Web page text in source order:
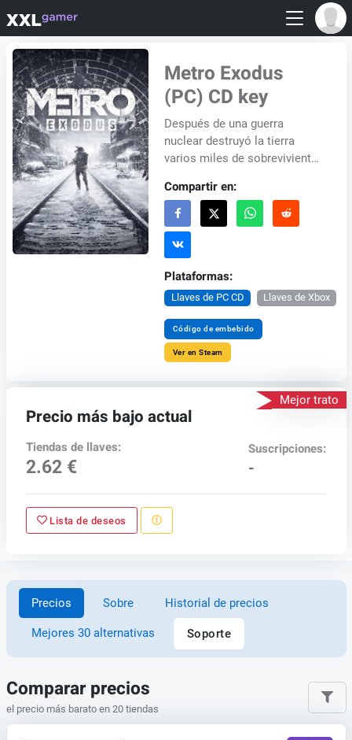
Metro Exodus
(PC) CD key
Después de una guerra
nuclear destruyó la tierra
varios miles de sobrevivientes
escombros de Moscú en un
túnel de metro. C...
Compartir en:
Plataformas:
Llaves de PC CD Llaves de Xbox
Código de embebido
Ver en Steam
Mejor trato
Precio más bajo actual
Tiendas de llaves:
2.62 €
Suscripciones:
-
Lista de deseos
Precios Sobre Historial de precios
Mejores 30 alternativas Soporte
Comparar precios
el precio más barato en 20 tiendas